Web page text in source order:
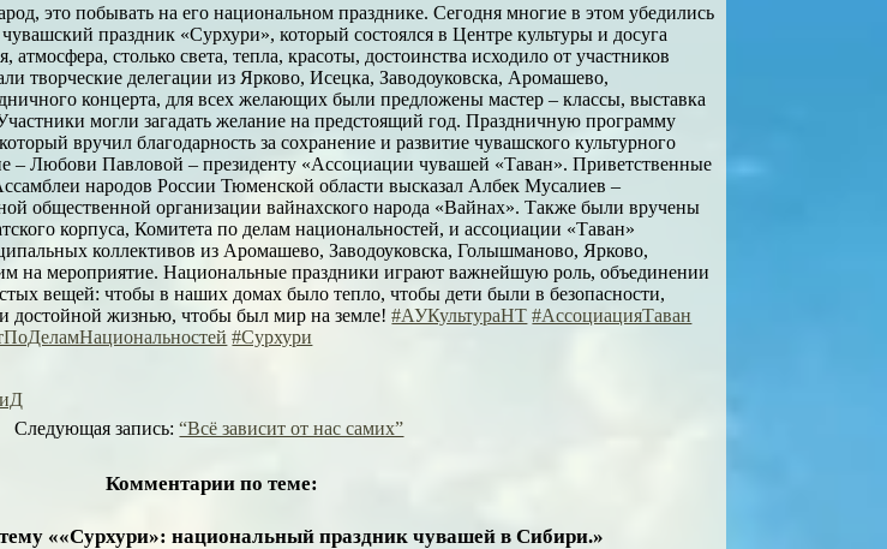
это побывать на его национальном празднике. Сегодня многие в этом убедились
праздник «Сурхури», который состоялся в Центре культуры и досуга
атмосфера, столько света, тепла, красоты, достоинства исходило от участников
творческие делегации из Ярково, Исецка, Заводоуковска, Аромашево,
концерта, для всех желающих были предложены мастер – классы, выставка
могли загадать желание на предстоящий год. Праздничную программу
вручил благодарность за сохранение и развитие чувашского культурного
– Любови Павловой – президенту «Ассоциации чувашей «Таван». Приветственные
народов России Тюменской области высказал Албек Мусалиев –
общественной организации вайнахского народа «Вайнах». Также были вручены
корпуса, Комитета по делам национальностей, и ассоциации «Таван»
коллективов из Аромашево, Заводоуковска, Голышманово, Ярково,
мероприятие. Национальные праздники играют важнейшую роль, объединении
вещей: чтобы в наших домах было тепло, чтобы дети были в безопасности,
достойной жизнью, чтобы был мир на земле!#АУКультураНТ #АссоциацияТаван
#Сурхури
Следующая запись:“Всё зависит от нас самих”
Комментарии по теме:
««Сурхури»: национальный праздник чувашей в Сибири.»